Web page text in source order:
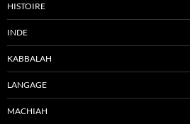
HISTOIRE
INDE
KABBALAH
LANGAGE
MACHIAH